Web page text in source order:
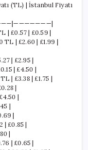
(TL) | İstanbul Fiyatı
| £0.57 | £0.59 |
TL | £2.60 | £1.99 |
| £2.95 |
| £4.50 |
| £3.38 | £1.75 |
|
|
|
|
| £0.85 |
|
| £0.65 |